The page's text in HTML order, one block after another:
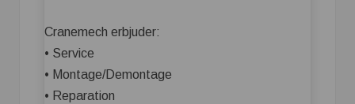
Cranemech erbjuder:
• Service
• Montage/Demontage
• Reparation